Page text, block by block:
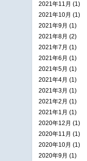
2021年11月 (1)
2021年10月 (1)
2021年9月 (1)
2021年8月 (2)
2021年7月 (1)
2021年6月 (1)
2021年5月 (1)
2021年4月 (1)
2021年3月 (1)
2021年2月 (1)
2021年1月 (1)
2020年12月 (1)
2020年11月 (1)
2020年10月 (1)
2020年9月 (1)